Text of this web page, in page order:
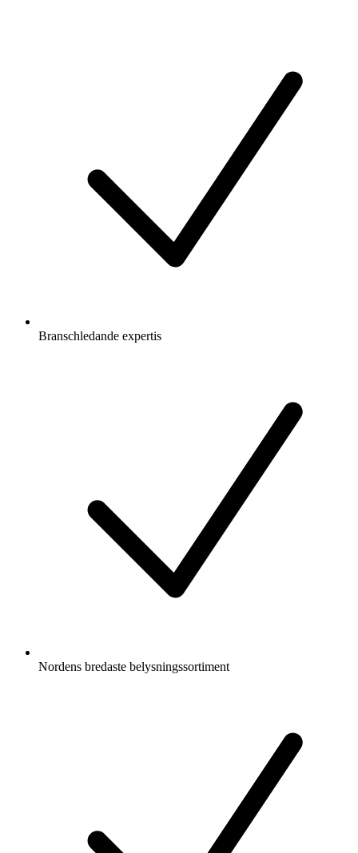
Branschledande expertis
Nordens bredaste belysningssortiment